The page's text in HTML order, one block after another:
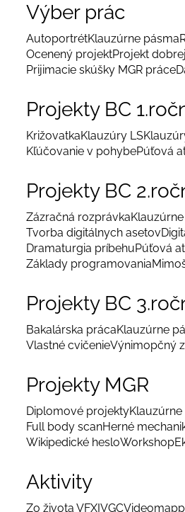
Výber prác
AutoportrétKlauzúrne pásma
Ocenený projektProjekt
Prijimacie skúšky MGR práce
Projekty BC
KrižovatkaKlauzúry LS
Kľúčovanie v pohybePúťová
Projekty BC
Zázračná rozprávka
Tvorba digitálnych asetov
Dramaturgia príbehuPúťová
Základy programovania
Projekty BC
Bakalárska prácaKlauzúrne
Vlastné cvičenieVýnimopčný
Projekty MGR
Diplomové projektyKlauzúrne
Full body scanHerné
Wikipedické hesloWorkshop
Aktivity
Zo života VFX IVGC